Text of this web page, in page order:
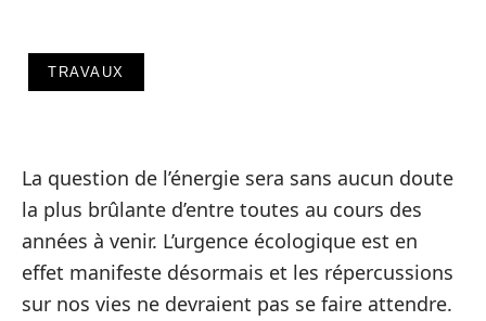
TRAVAUX
La question de l’énergie sera sans aucun doute
la plus brûlante d’entre toutes au cours des
années à venir. L’urgence écologique est en
effet manifeste désormais et les répercussions
sur nos vies ne devraient pas se faire attendre.